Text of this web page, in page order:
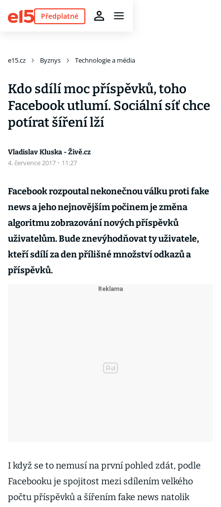
Předplatné
e15.cz Byznys Technologie a média
Kdo sdílí moc příspěvků, toho
Facebook utlumí. Sociální síť chce
potírat šíření lží
Vladislav Kluska - Živě.cz
4. července 2017 · 11:27
Facebook rozpoutal nekonečnou válku proti fake
news a jeho nejnovějším počinem je změna
algoritmu zobrazování nových příspěvků
uživatelům. Bude znevýhodňovat ty uživatele,
kteří sdílí za den přílišné množství odkazů a
příspěvků.
I když se to nemusí na první pohled zdát, podle
Facebooku je spojitost mezi sdílením velkého
počtu příspěvků a šířením fake news natolik